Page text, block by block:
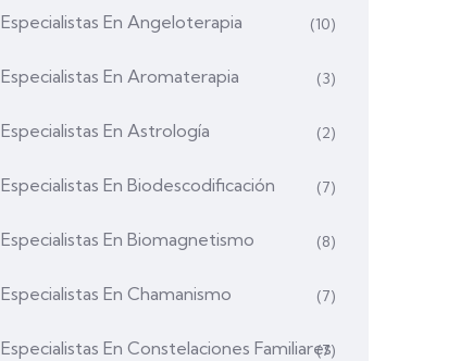
Especialistas En Angeloterapia (10)
Especialistas En Aromaterapia (3)
Especialistas En Astrología (2)
Especialistas En Biodescodificación (7)
Especialistas En Biomagnetismo (8)
Especialistas En Chamanismo (7)
Especialistas En Constelaciones Familiares
(7)